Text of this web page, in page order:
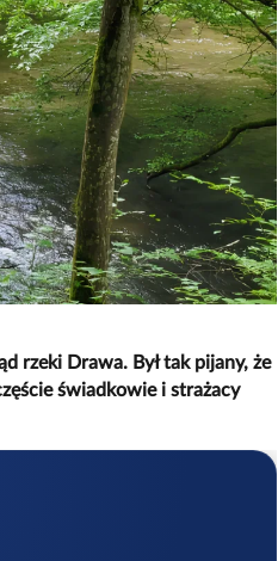
rzeki Drawa. Był tak pijany, że
świadkowie i strażacy